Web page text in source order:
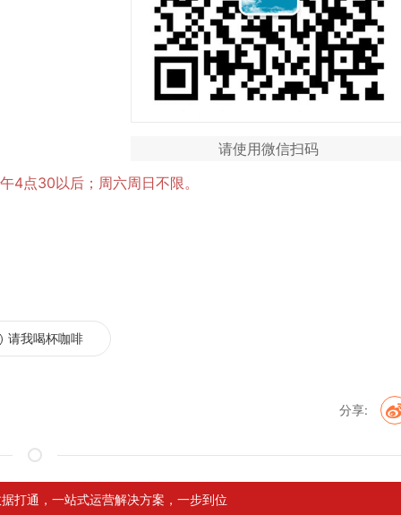
请使用微信扫码
4点30以后；周六周日不限。
请我喝杯咖啡
分享:
打通，一站式运营解决方案，一步到位